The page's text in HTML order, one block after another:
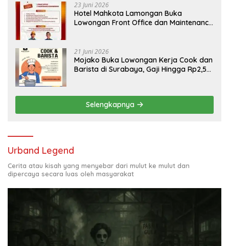
23 Juni 2026
Hotel Mahkota Lamongan Buka
Lowongan Front Office dan Maintenance
21 Juni 2026
Mojako Buka Lowongan Kerja Cook dan
Barista di Surabaya, Gaji Hingga Rp2,5
Selengkapnya
Urband Legend
Cerita atau kisah yang menyebar dari mulut ke mulut dan
dipercaya secara luas oleh masyarakat